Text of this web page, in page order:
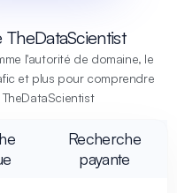
l'autorité de domaine, le
et plus pour comprendre
Recherche
payante